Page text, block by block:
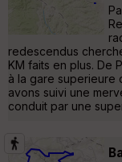
redescendus
KM faits en plus. De
à la gare superieure
avons suivi une
conduit par une